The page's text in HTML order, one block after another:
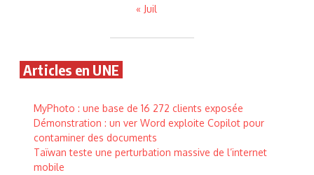
« Juil
Articles en UNE
MyPhoto : une base de 16 272 clients exposée
Démonstration : un ver Word exploite Copilot pour
contaminer des documents
Taïwan teste une perturbation massive de l’internet
mobile